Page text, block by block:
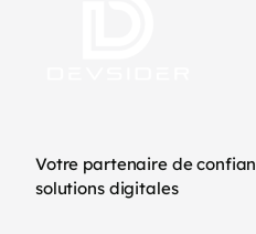
Votre partenaire de
solutions digitales